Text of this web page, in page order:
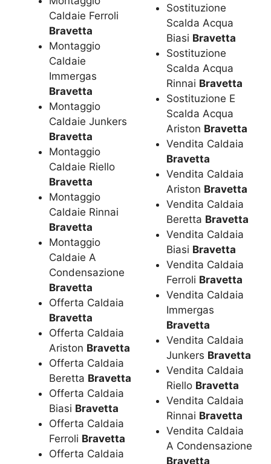
Caldaie Ferroli
Bravetta
Montaggio
Caldaie
Immergas
Bravetta
Montaggio
Caldaie Junkers
Bravetta
Montaggio
Caldaie Riello
Bravetta
Montaggio
Caldaie Rinnai
Bravetta
Montaggio
Caldaie A
Condensazione
Bravetta
Offerta Caldaia
Bravetta
Offerta Caldaia
Ariston Bravetta
Offerta Caldaia
Beretta Bravetta
Offerta Caldaia
Biasi Bravetta
Offerta Caldaia
Ferroli Bravetta
Offerta Caldaia
Sostituzione
Scalda Acqua
Biasi Bravetta
Sostituzione
Scalda Acqua
Rinnai Bravetta
Sostituzione E
Scalda Acqua
Ariston Bravetta
Vendita Caldaia
Bravetta
Vendita Caldaia
Ariston Bravetta
Vendita Caldaia
Beretta Bravetta
Vendita Caldaia
Biasi Bravetta
Vendita Caldaia
Ferroli Bravetta
Vendita Caldaia
Immergas
Bravetta
Vendita Caldaia
Junkers Bravetta
Vendita Caldaia
Riello Bravetta
Vendita Caldaia
Rinnai Bravetta
Vendita Caldaia
A Condensazione
Bravetta